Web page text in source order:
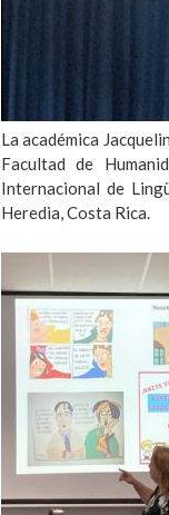
La académica
Facultad de
Internacional de
Heredia, Costa Rica.